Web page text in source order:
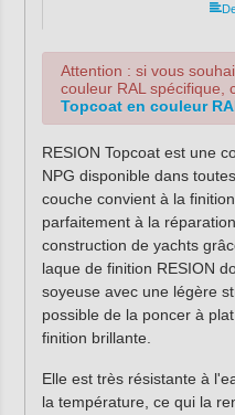
Attention : si vous
couleur RAL spécifique,
Topcoat en couleur
RESION Topcoat est une
NPG disponible dans
couche convient à la
parfaitement à la
construction de yachts
laque de finition RESION
soyeuse avec une légère
possible de la poncer à
finition brillante.
Elle est très résistante à
la température, ce qui la